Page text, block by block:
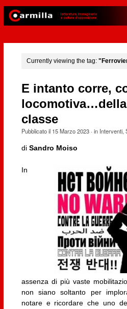
Currently viewing the tag:
E intanto corre,
classe
Pubblicato il 15 Marzo 2023· in Interventi,
di Sandro Moiso
In
assenza di più vaste
non siano soltanto per
notare e ricordare che uno